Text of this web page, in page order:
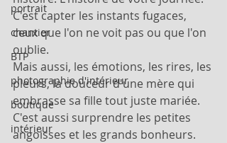
portrait
chantier
BTP
photographie d'intérieur
boutique
intérieur
C'est capter les instants fugaces,
ceux que l'on ne voit pas ou que l'on
oublie.
Mais aussi, les émotions, les rires, les
pleurs, la douceur d'une mère qui
embrasse sa fille tout juste mariée.
C'est aussi surprendre les petites
angoisses et les grands bonheurs.